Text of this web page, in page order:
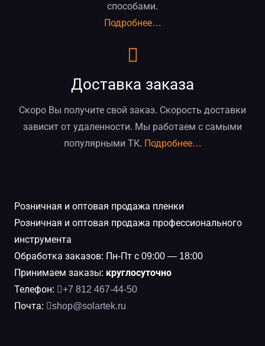
способами.
Подробнее…
Доставка заказа
Скоро Вы получите свой заказ. Скорость доставки
зависит от удаленности. Мы работаем с самыми
популярными ТК. Подробнее…
Розничная и оптовая продажа пленки
Розничная и оптовая продажа профессионального
инструмента
Обработка заказов: Пн-Пт с 09:00 — 18:00
Принимаем заказы: круглосуточно
Телефон:
+7 812 467-44-50
Почта:
shop@solartek.ru